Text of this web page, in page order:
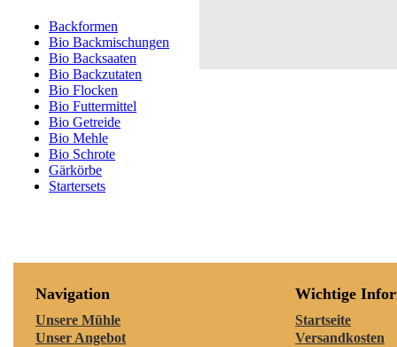
Backformen
Bio Backmischungen
Bio Backsaaten
Bio Backzutaten
Bio Flocken
Bio Futtermittel
Bio Getreide
Bio Mehle
Bio Schrote
Gärkörbe
Startersets
Navigation
Unsere Mühle
Unser Angebot
Wichtige
Startseite
Versandkosten